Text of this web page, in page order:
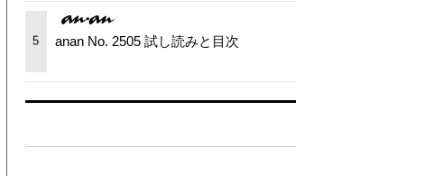
5 anan No. 2505 試し読みと目次